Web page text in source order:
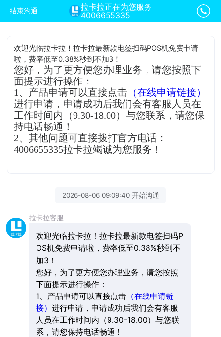
结束沟通
拉卡拉正在为您服务
4006655335
欢迎光临拉卡拉！拉卡拉最新款电签扫码POS机免费申请
啦，费率低至0.38%秒到不加3！
您好，为了更方便您办理业务，请您按照下
面提示进行操作：
1、产品申请可以直接点击 （在线申请链接）
进行申请，申请成功后我们会有客服人员在
工作时间内（9.30-18.00）与您联系，请您保
持电话畅通！
2、其他问题可直接拨打官方电话：
4006655335拉卡拉竭诚为您服务！
2026-08-06 09:09:40 开始沟通
拉卡拉客服
欢迎光临拉卡拉！拉卡拉最新款电签扫码P
OS机免费申请啦，费率低至0.38%秒到不
加3！
您好，为了更方便您办理业务，请您按照
下面提示进行操作：
1、产品申请可以直接点击（在线申请链
接） 进行申请，申请成功后我们会有客服
人员在工作时间内（9.30-18.00）与您联
系，请您保持电话畅通！